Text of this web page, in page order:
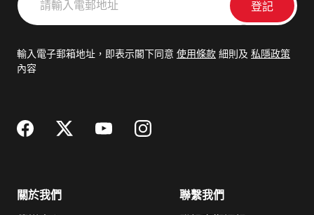
輸
郵
輸入電子郵箱地址，即表示閣下同意 使用條款 細則及 私隱政策
內容
關於我們 聯繫我們